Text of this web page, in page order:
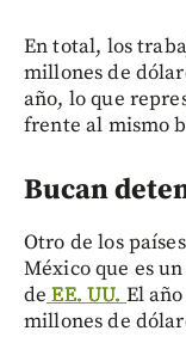
En total, los
millones de
año, lo que
frente al mismo
Bucan
Otro de los
México que es
de EE. UU. El
millones de